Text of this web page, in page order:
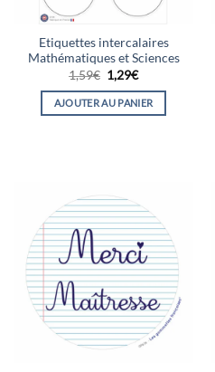
Etiquettes intercalaires
Mathématiques et Sciences
1,59€ Le
prix
initial
était :
1,59€.
1,29€Le
actuel
est :
1,29€.
AJOUTER AU PANIER